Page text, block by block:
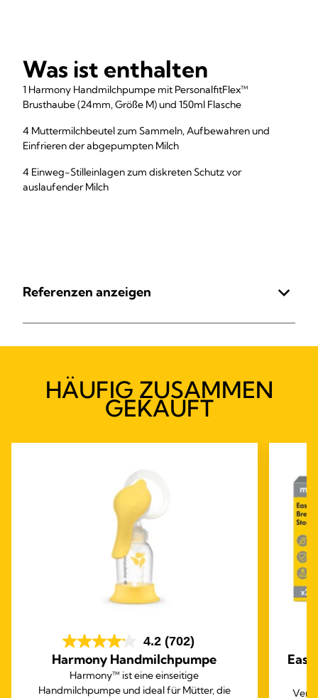
Was ist enthalten
1 Harmony Handmilchpumpe mit PersonalfitFlex™
Brusthaube (24mm, Größe M) und 150ml Flasche
4 Muttermilchbeutel zum Sammeln, Aufbewahren und
Einfrieren der abgepumpten Milch
4 Einweg-Stilleinlagen zum diskreten Schutz vor
auslaufender Milch
Referenzen anzeigen
HÄUFIG ZUSAMMEN
GEKAUFT
4.2 (702)
Harmony Handmilchpumpe
Harmony™ ist eine einseitige
Handmilchpumpe und ideal für Mütter, die